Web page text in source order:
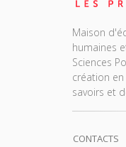
Maison
humaines
Sciences
création
savoirs et
CONTACTS